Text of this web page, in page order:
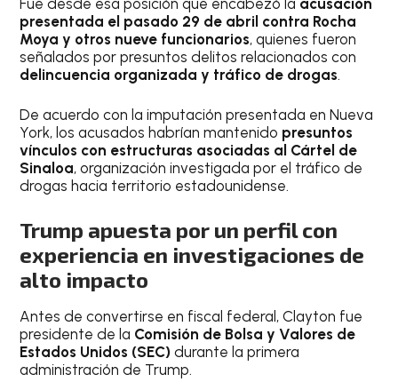
presentada el pasado 29 de abril contra Rocha
Moya y otros nueve funcionarios, quienes fueron
señalados por presuntos delitos relacionados con
delincuencia organizada y tráfico de drogas.
De acuerdo con la imputación presentada en Nueva
York, los acusados habrían mantenido presuntos
vínculos con estructuras asociadas al Cártel de
Sinaloa, organización investigada por el tráfico de
drogas hacia territorio estadounidense.
Trump apuesta por un perfil con
experiencia en investigaciones de
alto impacto
Antes de convertirse en fiscal federal, Clayton fue
presidente de la Comisión de Bolsa y Valores de
Estados Unidos (SEC) durante la primera
administración de Trump.